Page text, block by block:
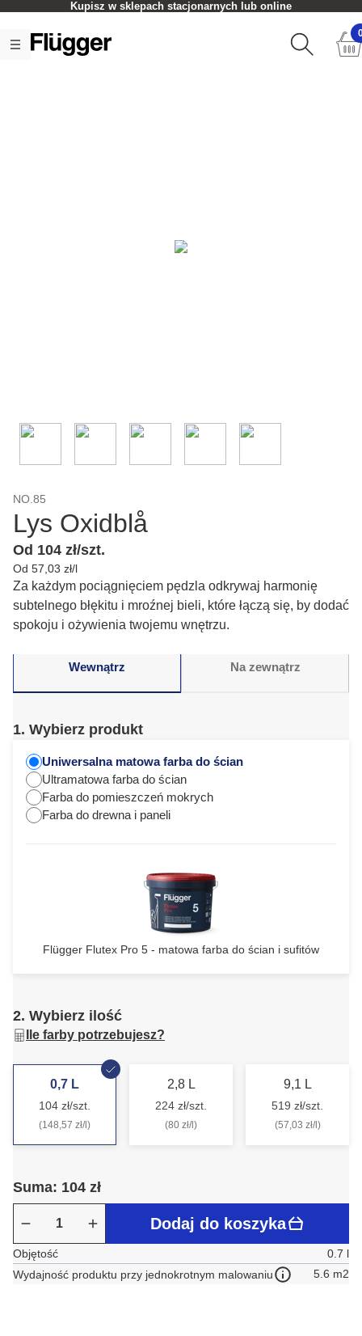
Kupisz w sklepach stacjonarnych lub online
NO.85
Lys Oxidblå
Od 104 zł/szt.
Od 57,03 zł/l
Za każdym pociągnięciem pędzla odkrywaj harmonię
subtelnego błękitu i mroźnej bieli, które łączą się, by dodać
spokoju i ożywienia twojemu wnętrzu.
Wewnątrz Na zewnątrz
1. Wybierz produkt
Uniwersalna matowa farba do ścian
Ultramatowa farba do ścian
Farba do pomieszczeń mokrych
Farba do drewna i paneli
Flügger Flutex Pro 5 - matowa farba do ścian i sufitów
2. Wybierz ilość
Ile farby potrzebujesz?
0,7 L
104 zł/szt.
(148,57 zł/l)
2,8 L
224 zł/szt.
(80 zł/l)
9,1 L
519 zł/szt.
(57,03 zł/l)
Suma: 104 zł
Dodaj do koszyka
Objętość
0.7 l
Wydajność produktu przy jednokrotnym malowaniu
5.6 m2